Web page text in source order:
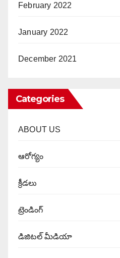
February 2022
January 2022
December 2021
Categories
ABOUT US
ఆరోగ్యం
క్రీడలు
ట్రెండింగ్
డిజిటల్ మీడియా